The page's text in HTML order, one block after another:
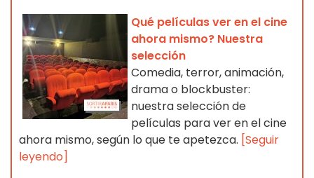
Qué películas ver en el cine
ahora mismo? Nuestra
selección
Comedia, terror, animación,
drama o blockbuster:
nuestra selección de
películas para ver en el cine
ahora mismo, según lo que te apetezca. [Seguir
leyendo]